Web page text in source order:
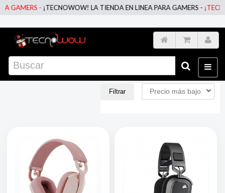
-¡TECNOWOW! LA TIENDA EN LINEA PARA GAMERS -
Filtrar Precio más bajo